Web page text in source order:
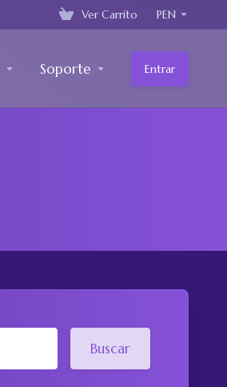
Ver Carrito PEN
Soporte Entrar
Buscar